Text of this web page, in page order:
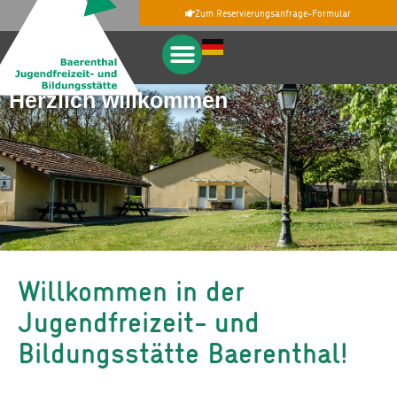
Zum Reservierungsanfrage-Formular
Herzlich willkommen
Willkommen in der
Jugendfreizeit- und
Bildungsstätte Baerenthal!